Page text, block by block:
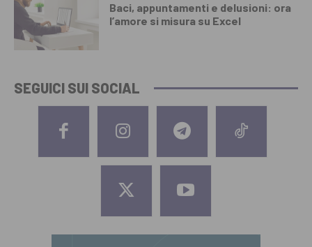
Baci, appuntamenti e delusioni: ora
l’amore si misura su Excel
SEGUICI SUI SOCIAL